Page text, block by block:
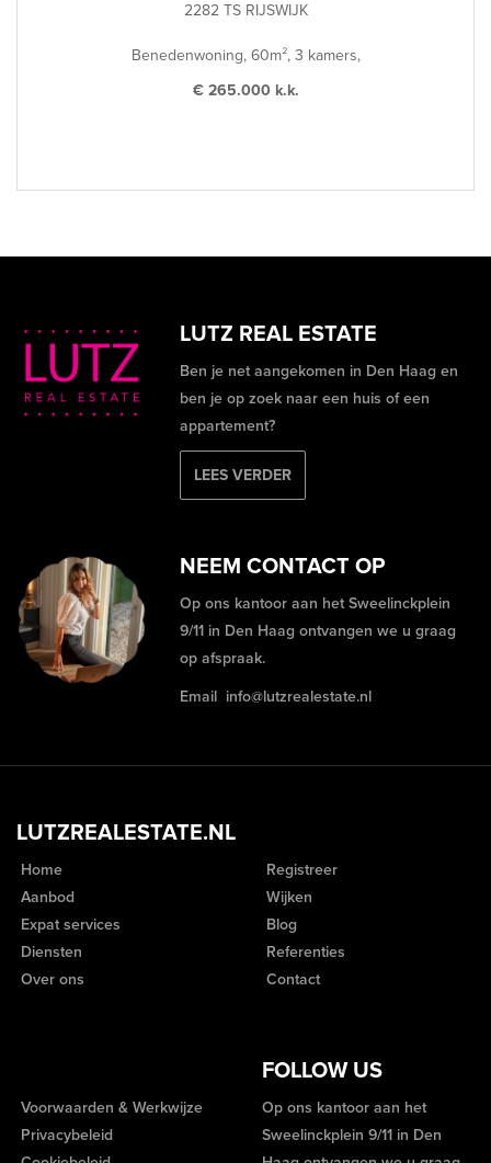
2282 TS RIJSWIJK
Benedenwoning, 60m², 3 kamers,
€ 265.000 k.k.
LUTZ REAL ESTATE
Ben je net aangekomen in Den Haag en
ben je op zoek naar een huis of een
appartement?
LEES VERDER
NEEM CONTACT OP
Op ons kantoor aan het Sweelinckplein
9/11 in Den Haag ontvangen we u graag
op afspraak.
Email info@lutzrealestate.nl
LUTZREALESTATE.NL
Home
Aanbod
Expat services
Diensten
Over ons
Registreer
Wijken
Blog
Referenties
Contact
FOLLOW US
Voorwaarden & Werkwijze
Privacybeleid
Op ons kantoor aan het
Sweelinckplein 9/11 in Den